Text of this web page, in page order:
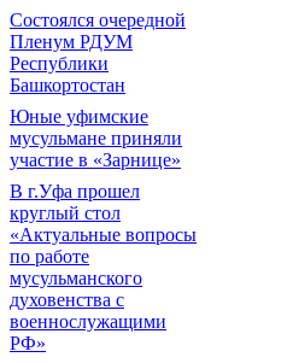
Состоялся очередной
Пленум РДУМ
Республики
Башкортостан
Юные уфимские
мусульмане приняли
участие в «Зарнице»
В г.Уфа прошел
круглый стол
«Актуальные вопросы
по работе
мусульманского
духовенства с
военнослужащими
РФ»